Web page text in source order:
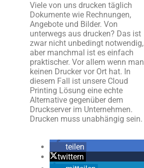
Viele von uns drucken täglich
Dokumente wie Rechnungen,
Angebote und Bilder. Von
unterwegs aus drucken? Das ist
zwar nicht unbedingt notwendig,
aber manchmal ist es einfach
praktischer. Vor allem wenn man
keinen Drucker vor Ort hat. In
diesem Fall ist unsere Cloud
Printing Lösung eine echte
Alternative gegenüber dem
Druckserver im Unternehmen.
Drucken muss unabhängig sein.
teilen
twittern